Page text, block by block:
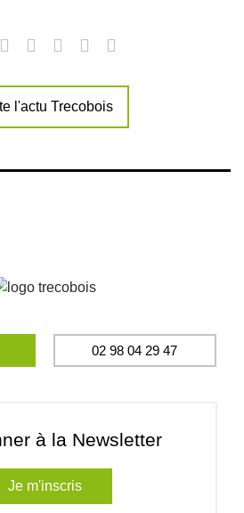
l'actu Trecobois
02 98 04 29 47
à la Newsletter
Je m'inscris